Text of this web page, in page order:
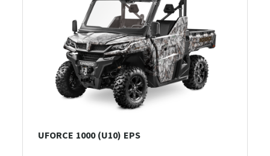
UFORCE 1000 (U10) EPS